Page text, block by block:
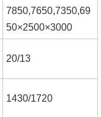
7850,7650,7350,69
50×2500×3000
20/13
1430/1720